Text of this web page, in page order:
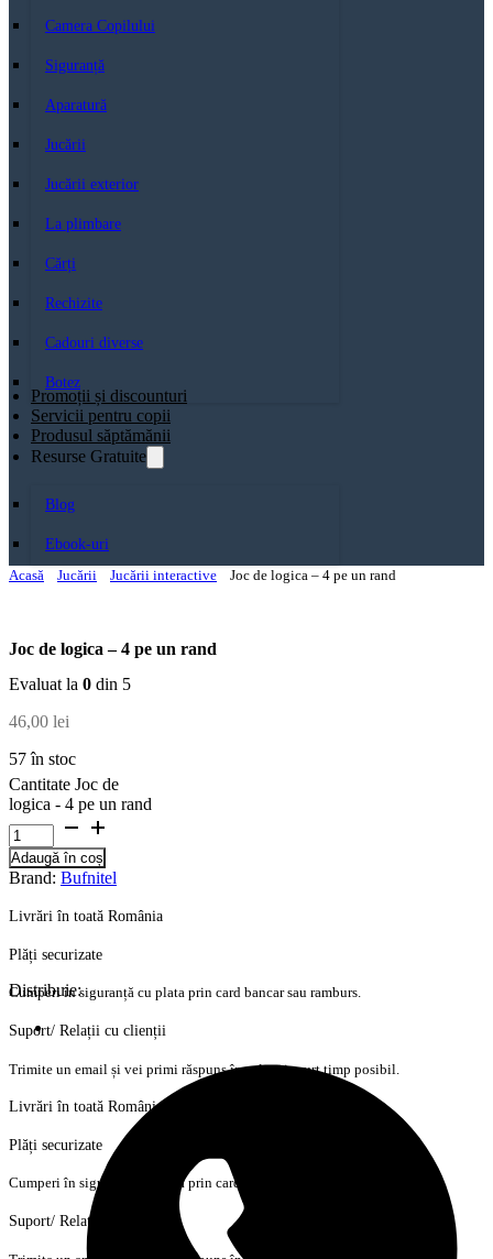
Camera Copilului
Siguranță
Aparatură
Jucării
Jucării exterior
La plimbare
Cărți
Rechizite
Cadouri diverse
Botez
Promoții și discounturi
Servicii pentru copii
Produsul săptămănii
Resurse Gratuite
Blog
Ebook-uri
Acasă
Jucării Jucării interactive Joc de logica – 4 pe un rand
Joc de logica – 4 pe un rand
Evaluat la 0 din 5
46,00 lei
57 în stoc
Cantitate Joc de
logica - 4 pe un rand
Adaugă în coș
Brand: Bufnitel
Livrări în toată România
Plăți securizate
Cumperi în siguranță cu plata prin card bancar sau ramburs.
Suport/ Relații cu clienții
Trimite un email și vei primi răspuns în cel mai scurt timp posibil.
Livrări în toată România
Plăți securizate
Cumperi în siguranță cu plata prin card bancar sau ramburs.
Suport/ Relații cu clienții
Distribuie: